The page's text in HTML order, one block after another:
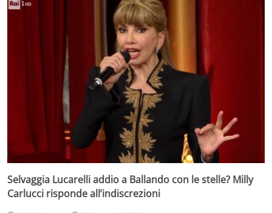
Selvaggia Lucarelli addio a Ballando con le stelle? Milly
Carlucci risponde all’indiscrezioni